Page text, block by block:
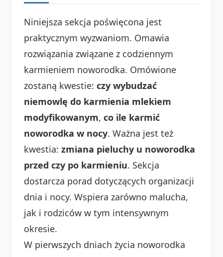
Niniejsza sekcja poświęcona jest
praktycznym wyzwaniom. Omawia
rozwiązania związane z codziennym
karmieniem noworodka. Omówione
zostaną kwestie: czy wybudzać
niemowlę do karmienia mlekiem
modyfikowanym, co ile karmić
noworodka w nocy. Ważna jest też
kwestia: zmiana pieluchy u noworodka
przed czy po karmieniu. Sekcja
dostarcza porad dotyczących organizacji
dnia i nocy. Wspiera zarówno malucha,
jak i rodziców w tym intensywnym
okresie.
W pierwszych dniach życia noworodka